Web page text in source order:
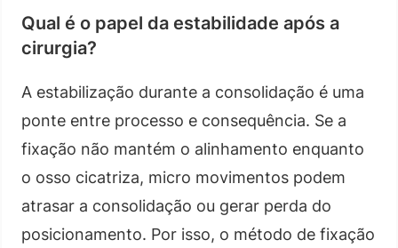
Qual é o papel da estabilidade após a
cirurgia?
A estabilização durante a consolidação é uma
ponte entre processo e consequência. Se a
fixação não mantém o alinhamento enquanto
o osso cicatriza, micro movimentos podem
atrasar a consolidação ou gerar perda do
posicionamento. Por isso, o método de fixação